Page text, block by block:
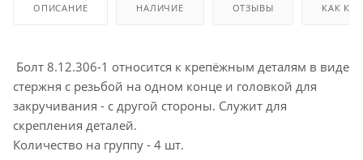
ОПИСАНИЕ НАЛИЧИЕ ОТЗЫВЫ КАК
Болт 8.12.306-1 относится к крепёжным деталям в виде
стержня с резьбой на одном конце и головкой для
закручивания - с другой стороны. Служит для
скрепления деталей.
Количество на группу - 4 шт.